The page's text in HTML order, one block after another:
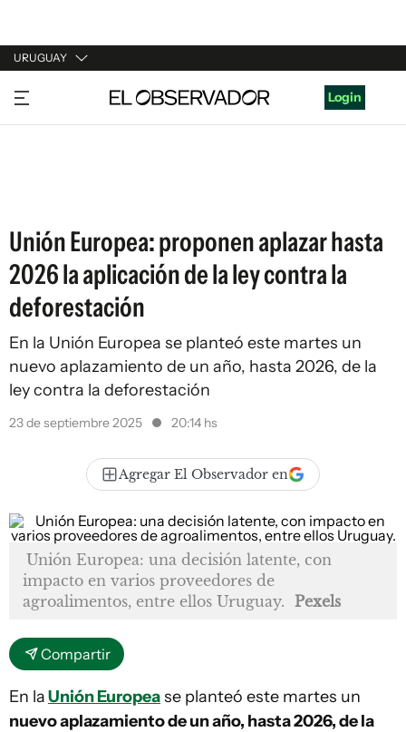
URUGUAY
URUGUAY
ARGENTINA
Login
Unión Europea: proponen aplazar hasta
2026 la aplicación de la ley contra la
deforestación
En la Unión Europea se planteó este martes un
nuevo aplazamiento de un año, hasta 2026, de la
ley contra la deforestación
23 de septiembre 2025 20:14 hs
Agregar El Observador en
Unión Europea: una decisión latente, con
impacto en varios proveedores de
agroalimentos, entre ellos Uruguay. Pexels
Compartir
En laUnión Europease planteó este martes un
nuevo aplazamiento de un año, hasta 2026, de la